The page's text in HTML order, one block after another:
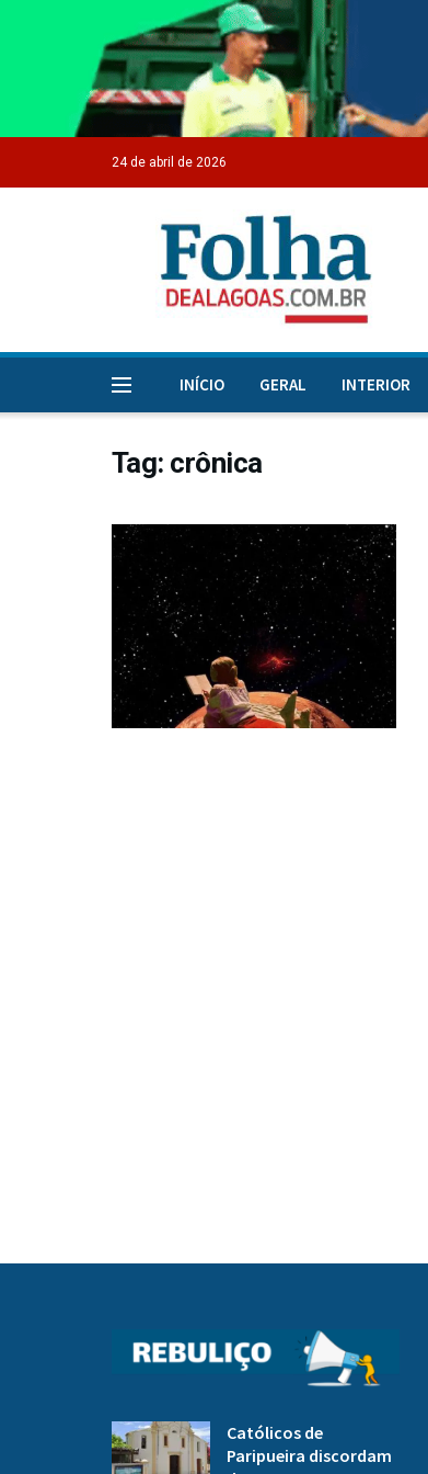
24 de abril de 2026
INÍCIO GERAL INTERIOR
Tag: crônica
Católicos de
Paripueira discordam